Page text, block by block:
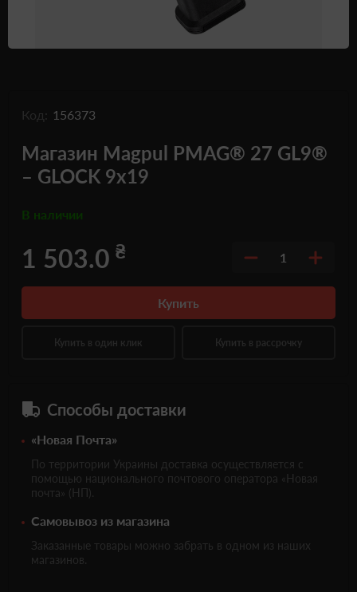
Код: 156373
Магазин Magpul PMAG® 27 GL9®
– GLOCK 9x19
В наличии
1 503.0 ₴ 1
Купить
Купить в один клик Купить в рассрочку
Способы доставки
«Новая Почта»
По территории Украины доставка осуществляется с
помощью национального почтового оператора «Новая
почта» (НП).
Самовывоз из магазина
Заказанные товары можно забрать в одном из наших
магазинов.